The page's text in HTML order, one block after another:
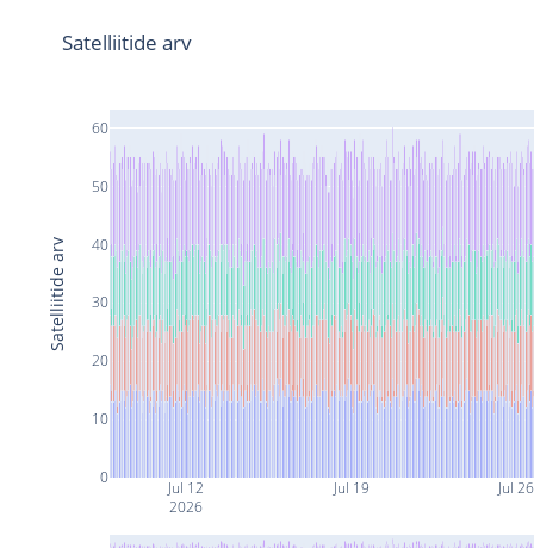
Jul 12
2026
Jul 19 Jul 26
0
10
20
30
40
50
60
Satelliitide arv
Satelliitide arv